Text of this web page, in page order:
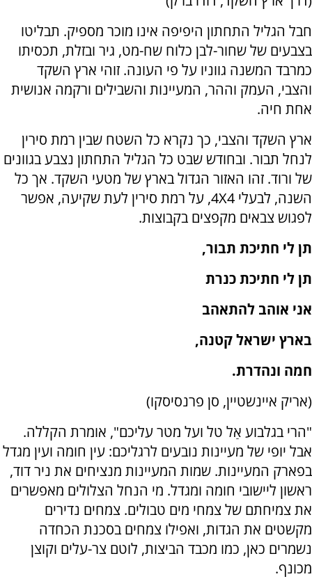
חבל הגליל התחתון היפיפה אינו מוכר מספיק. תבליטו
בצבעים של שחור-לבן כלוח שח-מט, גיר ובזלת, תכסיתו
כמרבד המשנה גווניו על פי העונה. זוהי ארץ השקד
והצבי, העמק וההר, המעיינות והשבילים ורקמה אנושית
אחת חיה.
ארץ השקד והצבי, כך נקרא כל השטח שבין רמת סירין
לנחל תבור. ובחודש שבט כל הגליל התחתון נצבע בגוונים
של ורוד. זהו האזור הגדול בארץ של מטעי השקד. אך כל
השנה, לבעלי 4
X 4, על רמת סירין לעת שקיעה, אפשר
לפגוש צבאים מקפצים בקבוצות.
תן לי חתיכת תבור,
תן לי חתיכת כנרת
אני אוהב להתאהב
בארץ ישראל קטנה,
חמה ונהדרת.
(אריק איינשטיין, סן פרנסיסקו)
"הרי בגלבוע אַל טל ועל מטר עליכם", אומרת הקללה.
אבל יופי של מעיינות נובעים לרגליכם: עין חומה ועין מגדל
בפארק המעיינות. שמות המעיינות מנציחים את ניר דוד,
ראשון ליישובי חומה ומגדל. מי הנחל הצלולים מאפשרים
את צמיחתם של צמחי מים טבולים. צמחים נדירים
מקשטים את הגדות, ואפילו צמחים בסכנת הכחדה
נשמרים כאן, כמו מכבד הביצות, לוטם צר-עלים וקוצן
מכונף.